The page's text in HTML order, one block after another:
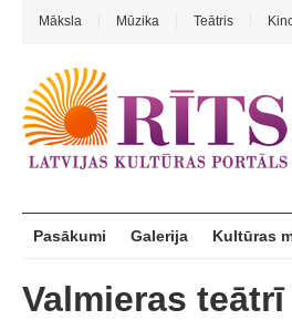
Māksla Mūzika Teātris
Pasākumi Galerija Kultūras
Valmieras